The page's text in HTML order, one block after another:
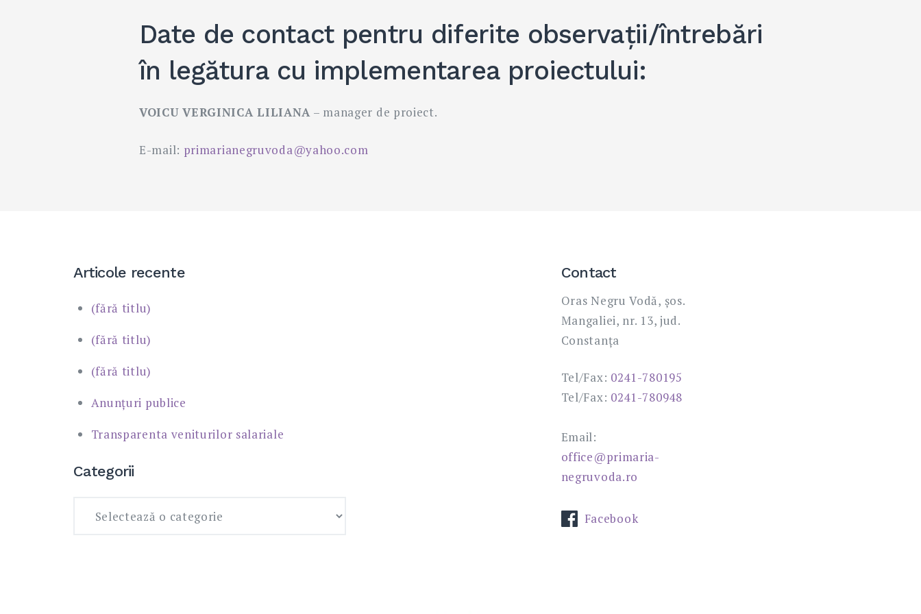
Date de contact pentru diferite observații/întrebări
în legătura cu implementarea proiectului:
VOICU VERGINICA LILIANA – manager de proiect.
E-mail: primarianegruvoda@yahoo.com
Articole recente
(fără titlu)
(fără titlu)
(fără titlu)
Anunțuri publice
Transparenta veniturilor salariale
Categorii
Contact
Oras Negru Vodă, șos.
Mangaliei, nr. 13, jud.
Constanța
Tel/Fax: 0241-780195
Tel/Fax: 0241-780948
Email:
office@primaria-
negruvoda.ro
Facebook